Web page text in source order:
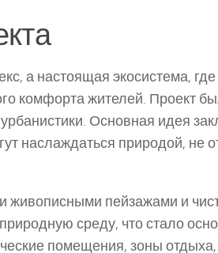
а настоящая экосистема,
комфорта жителей. Проект
Основная идея
наслаждаться природой, не
живописными пейзажами и
среду, что стало
помещения, зоны